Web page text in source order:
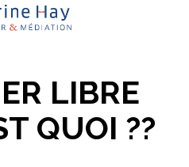
LIBRE
QUOI ??